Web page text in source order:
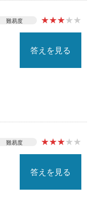
難易度 ★★★★★
答えを見る
難易度 ★★★★★
答えを見る